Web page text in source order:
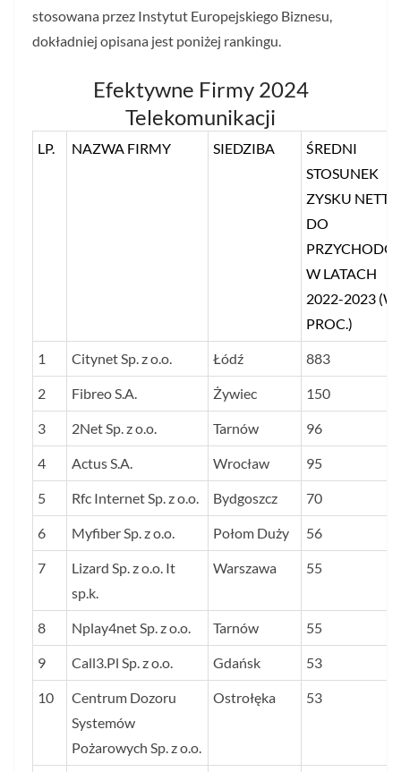
stosowana przez Instytut Europejskiego Biznesu,
dokładniej opisana jest poniżej rankingu.
Efektywne Firmy 2024
Telekomunikacji
LP. NAZWA FIRMY SIEDZIBA
ŚREDNI
STOSUNEK
ZYSKU NETTO
DO
W LATACH
2022-2023 (W
PROC.)
1 Citynet Sp. z o.o. Łódź 883
2 Fibreo S.A. Żywiec 150
3 2Net Sp. z o.o. Tarnów 96
4 Actus S.A. Wrocław 95
5 Rfc Internet Sp. z o.o. Bydgoszcz 70
6 Myfiber Sp. z o.o. Połom Duży 56
7
Lizard Sp. z o.o. It
sp.k.
Warszawa 55
8 Nplay4net Sp. z o.o. Tarnów 55
9 Call3.Pl Sp. z o.o. Gdańsk 53
10
Centrum Dozoru
Systemów
Pożarowych Sp. z o.o.
Ostrołęka 53